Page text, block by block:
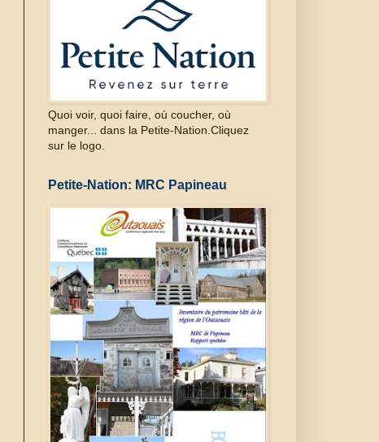
Quoi voir, quoi faire, où coucher, où
manger... dans la Petite-Nation.Cliquez
sur le logo.
Petite-Nation: MRC Papineau